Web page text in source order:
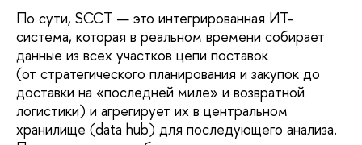
По сути, SCCT — это интегрированная ИТ-
система, которая в реальном времени собирает
данные из всех участков цепи поставок
(от стратегического планирования и закупок до
доставки на «последней миле» и возвратной
логистики) и агрегирует их в центральном
хранилище (data hub) для последующего анализа.